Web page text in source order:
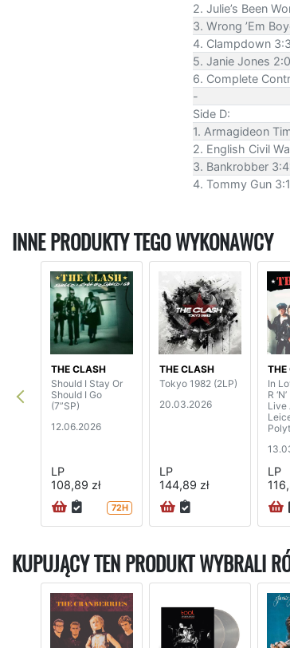
2. Julie’s Been
3. Wrong ’Em
4. Clampdown
5. Janie Jones
6. Complete
-
Side D:
1. Armagideon
2. English Civil
3. Bankrobber
4. Tommy Gun
INNE PRODUKTY TEGO WYKONAWCY
THE CLASH
Should I Stay Or
Should I Go
(7”SP)
12.06.2026
LP
108,89 zł
72H
THE CLASH
Tokyo 1982 (2LP)
20.03.2026
LP
144,89 zł
THE
In
R
Live
LP
KUPUJĄCY TEN PRODUKT WYBRALI